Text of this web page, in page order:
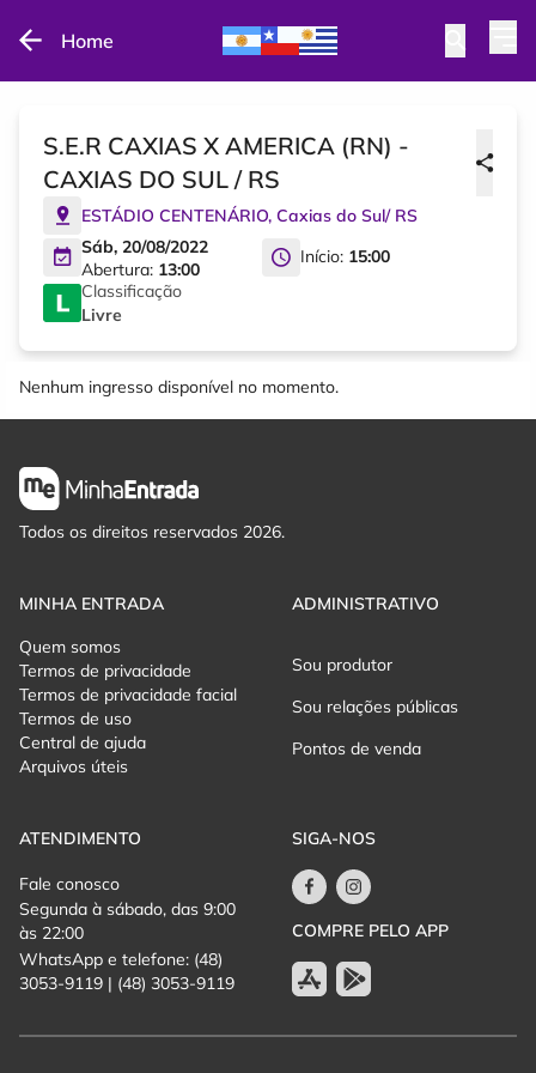
Home
S.E.R CAXIAS X AMERICA (RN) -
CAXIAS DO SUL / RS
ESTÁDIO CENTENÁRIO, Caxias do Sul/ RS
Sáb, 20/08/2022
Abertura: 13:00
Início: 15:00
Classificação
Livre
Nenhum ingresso disponível no momento.
Todos os direitos reservados 2026.
MINHA ENTRADA
Quem somos
Termos de privacidade
Termos de privacidade facial
Termos de uso
Central de ajuda
Arquivos úteis
ADMINISTRATIVO
Sou produtor
Sou relações públicas
Pontos de venda
ATENDIMENTO
Fale conosco
Segunda à sábado, das 9:00
às 22:00
WhatsApp e telefone: (48)
3053-9119 | (48) 3053-9119
SIGA-NOS
COMPRE PELO APP